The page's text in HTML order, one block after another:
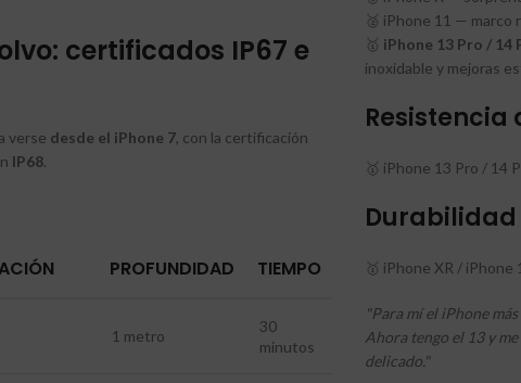
certificados IP67 e
verse desde el iPhone 7, con la certificación
IP68.
PROFUNDIDAD TIEMPO
1 metro
30
minutos
🥈 iPhone 11 — marco
🥇 iPhone 13 Pro / 14
inoxidable y mejoras
Resistencia
🥇 iPhone 13 Pro / 14
Durabilidad
🥇 iPhone XR /
"Para mí el iPhone
Ahora tengo el 13 y
delicado."